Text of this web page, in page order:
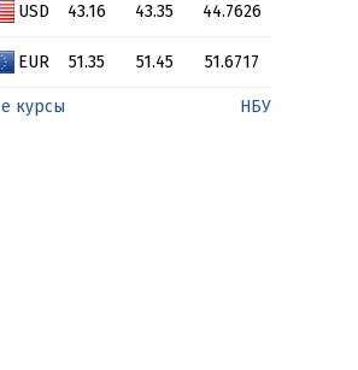
USD 43.16 43.35 44.7626
EUR 51.35 51.45 51.6717
курсы НБУ